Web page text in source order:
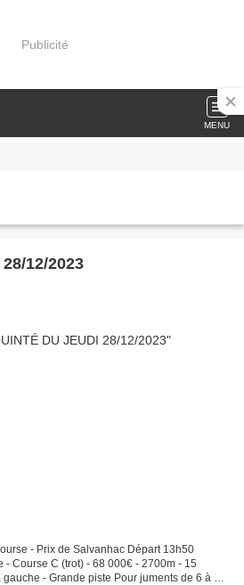
Publicité
MENU
12/2023
- Prix de Salvanhac Départ 13h50
- Course C (trot) - 68 000€ - 2700m - 15
- Grande piste Pour juments de 6 à 10